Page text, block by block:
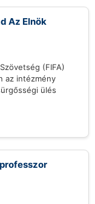
Az Elnök
(FIFA)
az intézmény
ülés